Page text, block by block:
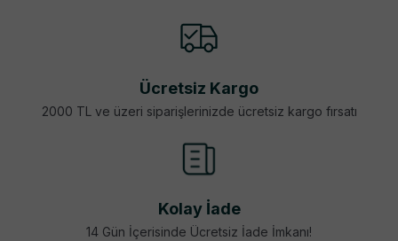
Ücretsiz Kargo
2000 TL ve üzeri siparişlerinizde ücretsiz kargo fırsatı
Kolay İade
14 Gün İçerisinde Ücretsiz İade İmkanı!